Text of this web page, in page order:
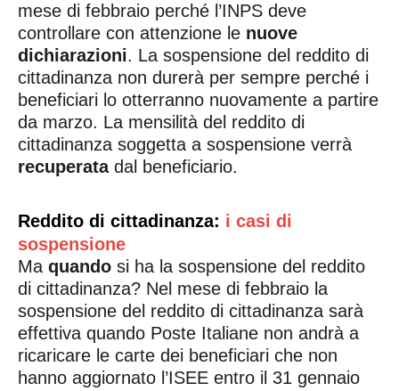
mese di febbraio perché l’INPS deve
controllare con attenzione le nuove
dichiarazioni. La sospensione del reddito di
cittadinanza non durerà per sempre perché i
beneficiari lo otterranno nuovamente a partire
da marzo. La mensilità del reddito di
cittadinanza soggetta a sospensione verrà
recuperatadal beneficiario.
Reddito di cittadinanza: i casi di
sospensione
Ma quando si ha la sospensione del reddito
di cittadinanza? Nel mese di febbraio la
sospensione del reddito di cittadinanza sarà
effettiva quando Poste Italiane non andrà a
ricaricare le carte dei beneficiari che non
hanno aggiornato l’ISEE entro il 31 gennaio